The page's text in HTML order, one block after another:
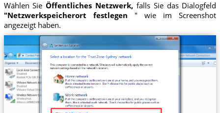
Wählen SieÖffentliches Netzwerk, falls Sie das Dialogfeld
"Netzwerkspeicherort festlegen " wie im Screenshot
angezeigt haben.